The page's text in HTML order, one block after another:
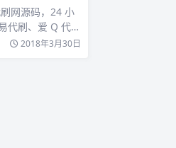
网源码，24 小
代刷、爱 Q 代刷
2018年3月30日